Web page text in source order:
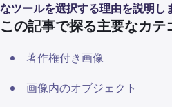
なツールを選択する理由を説明し
この記事で探る主要なカテ
著作権付き画像
画像内のオブジェクト